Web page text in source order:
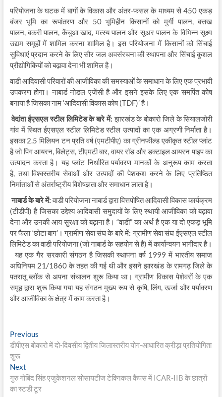
परियोजना के घटक में बागों के विकास और अंतर-फसल के माध्यम से 450 एकड़
बंजर भूमि का रूपांतरण और 50 भूमिहीन किसानों को मुर्गी पालन, बत्तख
पालन, बकरी पालन, केंचुआ खाद, मत्स्य पालन और सूअर पालन के विभिन्न सूक्ष्म
उद्यम समूहों में शामिल करना शामिल है। इस परियोजना में किसानों को सिंचाई
सुविधाएं प्रदान करने के लिए सौर जल अवसंरचना की स्थापना और सिंचाई कुशल
प्रौद्योगिकियों को बढ़ावा देना भी शामिल है।
वाडी आदिवासी परिवारों की आजीविका की समस्याओं के समाधान के लिए एक प्रभावी
उपकरण होगा। नाबार्ड नोडल एजेंसी है और इसने इसके लिए एक समर्पित कोष
बनाया है जिसका नाम ‘आदिवासी विकास कोष (TDF)’ है।
वेदांता ईएसएल स्टील लिमिटेड के बारे में:झारखंड के बोकारो जिले के सियालजोरी
गांव में स्थित ईएसएल स्टील लिमिटेड स्टील उत्पादों का एक अग्रणी निर्माता है।
इसका 2.5 मिलियन टन प्रति वर्ष (एमटीपीए) का ग्रीनफील्ड एकीकृत स्टील प्लांट
है जो पिग आयरन, बिलेट्स, टीएमटी बार, वायर रॉड और डक्टाइल आयरन पाइप का
उत्पादन करता है। यह प्लांट निर्धारित पर्यावरण मानकों के अनुरूप काम करता
है, तथा विश्वस्तरीय सेवाओं और उत्पादों की पेशकश करने के लिए प्रतिष्ठित
निर्माताओं से अंतर्राष्ट्रीय विशेषज्ञता और समाधान लाता है।
नाबार्ड के बारे में:वाडी परियोजना नाबार्ड द्वारा वित्तपोषित आदिवासी विकास कार्यक्रम
(टीडीपी) है जिसका उद्देश्य आदिवासी समुदायों के लिए स्थायी आजीविका को बढ़ावा
देना और उनकी आय सुरक्षा को बढ़ाना है। “वाडी” का अर्थ है एक या दो एकड़ भूमि
पर फैला ‘छोटा बाग’। ग्रामीण सेवा संघ के बारे में: ग्रामीण सेवा संघ ईएसएल स्टील
लिमिटेड का वाडी परियोजना (जो नाबार्ड के सहयोग से है) में कार्यान्वयन भागीदार है।
यह एक गैर सरकारी संगठन है जिसकी स्थापना वर्ष 1999 में भारतीय समाज
अधिनियम 21/1860 के तहत की गई थी और इसने झारखंड के रामगढ़ जिले के
पतरातू ब्लॉक से अपना संचालन शुरू किया था। ग्रामीण विकास पेशेवरों के एक
समूह द्वारा शुरू किया गया यह संगठन मुख्य रूप से कृषि, लिंग, ऊर्जा और पर्यावरण
और आजीविका के क्षेत्र में काम करता है।
Post
navigation
PreviousPrevious
post:
डीपीएस बोकारो में दो-दिवसीय द्वितीय जिलास्तरीय योग-आधारित क्रीड़ा प्रतियोगिता
शुरू
NextNext
post:
गुरु गोबिंद सिंह एजुकेशनल सोसायटीज टेक्निकल कैंपस में ICAR-IIB के छात्रों
का स्टडी टूर